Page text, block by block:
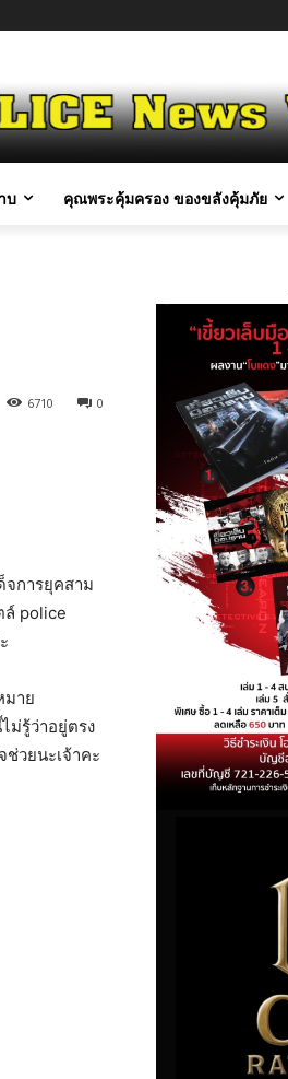
บ คุณพระคุ้มครอง ของขลังคุ้มภัย
0
6710
จการยุคสาม
ล์ police
มาย
ม่รู้ว่าอยู่ตรง
ช่วยนะเจ้าคะ